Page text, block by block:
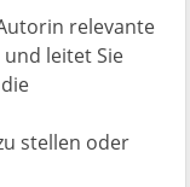
relevante
leitet Sie
stellen oder